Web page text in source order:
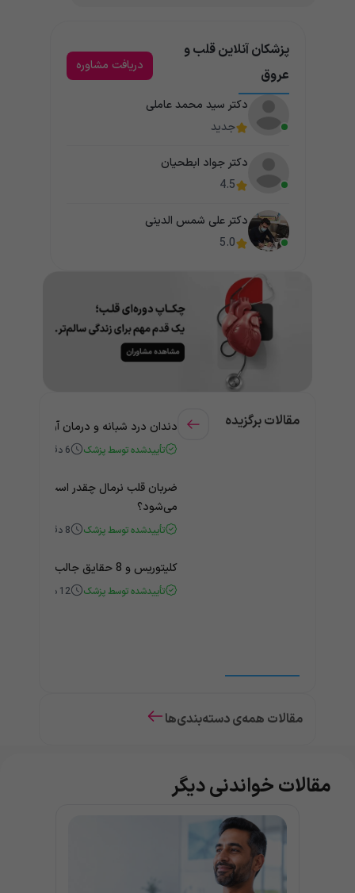
پزشکان آنلاین قلب و
عروق
دریافت مشاوره
دکتر سید محمد عاملی
جدید
دکتر جواد ابطحیان
4.5
دکتر علی شمس الدینی
5.0
مقالات برگزیده دندان درد شبانه و درمان آن +
تأییدشده توسط پزشک 6 دقیقه
ضربان قلب نرمال چقدر است؟ چه
می‌شود؟
تأییدشده توسط پزشک 8 دقیقه
کلیتوریس و 8 حقایق جالب و باورنکردنی درباره آن
تأییدشده توسط پزشک 12 دقیقه
مقالات همه‌ی دسته‌بندی‌ها
مقالات خواندنی دیگر